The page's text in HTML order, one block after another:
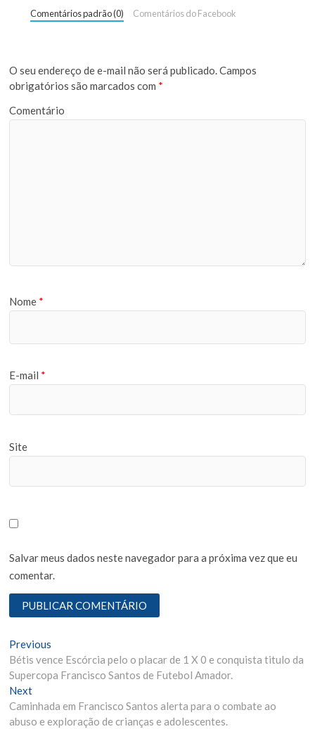
Comentários padrão (0) Comentários do Facebook
O seu endereço de e-mail não será publicado.Campos
obrigatórios são marcados com *
Comentário
Nome *
E-mail *
Site
Salvar meus dados neste navegador para a próxima vez que eu
comentar.
N
a
v
e
Previous
r
e
i
o
Bétis vence Escórcia pelo o placar de 1 X 0 e conquista titulo da
Supercopa Francisco Santos de Futebol Amador.
Next
e
x
Caminhada em Francisco Santos alerta para o combate ao
abuso e exploração de crianças e adolescentes.